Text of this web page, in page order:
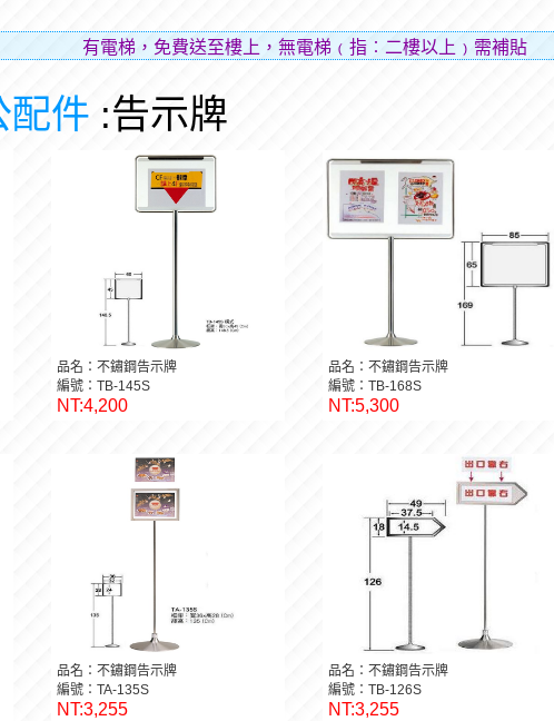
有電梯，免費送至樓上，無電梯﹙指︰二樓以上﹚需補貼樓層費
配件 :告示牌
品名：不鏽鋼告示牌
編號：TB-145S
NT:4,200
品名：不鏽鋼告示牌
編號：TB-168S
NT:5,300
品名：不鏽鋼告示牌
編號：TA-135S
NT:3,255
品名：不鏽鋼告示牌
編號：TB-126S
NT:3,255